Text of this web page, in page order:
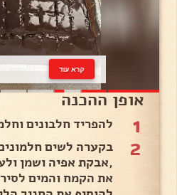
קרא עוד
אופן ההכנה
1 להפריד חלבונים
2
בקערה לשים
,אבקת אפיה ושמן
את הקמח והמים